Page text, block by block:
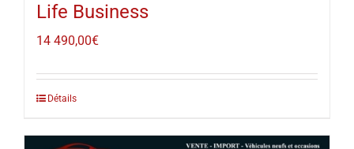
Life Business
14 490,00€
Détails